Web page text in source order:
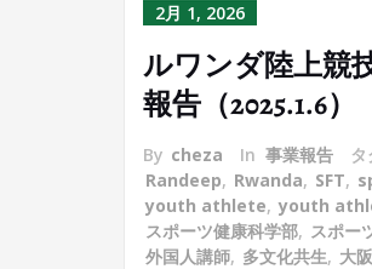
2月 1, 2026
ルワンダ陸上競
報告（2025.1.6）
By cheza In 事業報告
Randeep, Rwanda, SFT,
youth athlete, youth
スポーツ健康科学部, スポー
外国人講師, 多文化共生, 大